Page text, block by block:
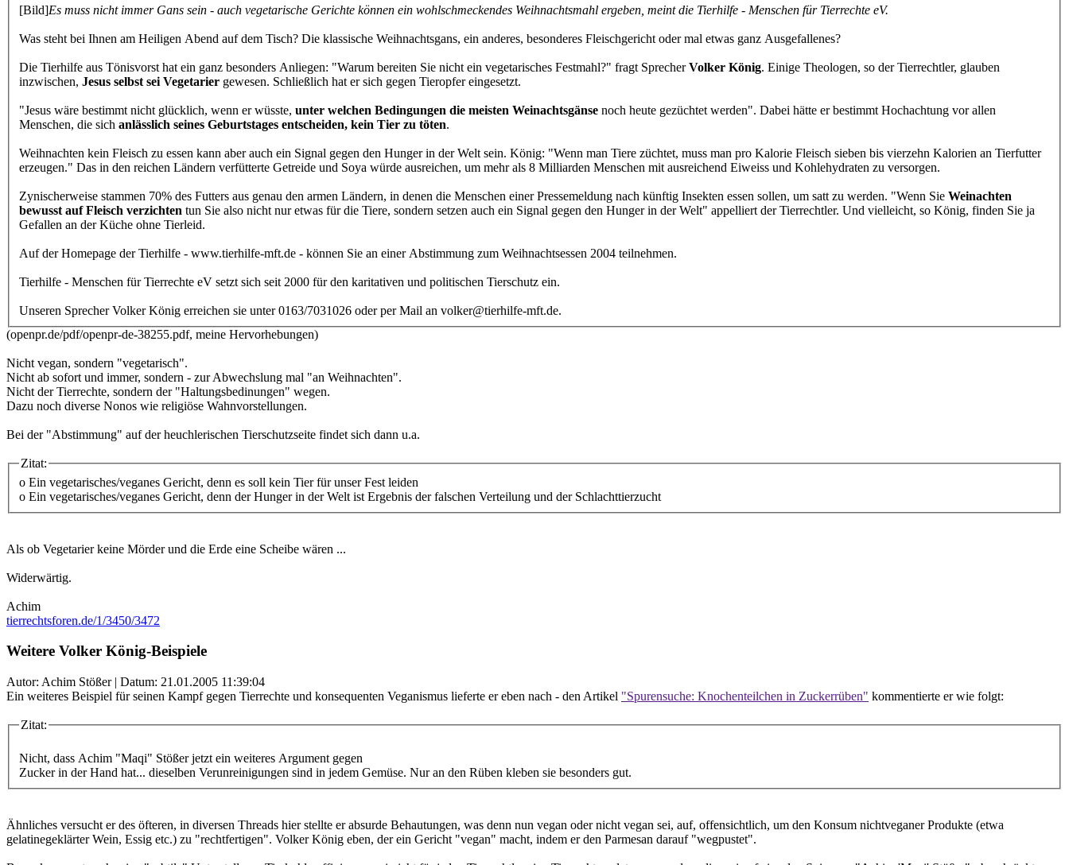
[Bild]Es muss nicht immer Gans sein - auch vegetarische Gerichte können ein wohlschmeckendes Weihnachtsmahl ergeben, meint die Tierhilfe - Menschen für Tierrechte eV.
Was steht bei Ihnen am Heiligen Abend auf dem Tisch? Die klassische Weihnachtsgans, ein anderes, besonderes Fleischgericht oder mal etwas ganz Ausgefallenes?
Die Tierhilfe aus Tönisvorst hat ein ganz besonders Anliegen: "Warum bereiten Sie nicht ein vegetarisches Festmahl?" fragt SprecherVolker König. Einige Theologen, so der Tierrechtler, glauben
inzwischen, Jesus selbst sei Vegetarier gewesen. Schließlich hat er sich gegen Tieropfer eingesetzt.
"Jesus wäre bestimmt nicht glücklich, wenn er wüsste, unter welchen Bedingungen die meisten Weinachtsgänse noch heute gezüchtet werden". Dabei hätte er bestimmt Hochachtung vor allen
Menschen, die sich anlässlich seines Geburtstages entscheiden, kein Tier zu töten.
Weihnachten kein Fleisch zu essen kann aber auch ein Signal gegen den Hunger in der Welt sein. König: "Wenn man Tiere züchtet, muss man pro Kalorie Fleisch sieben bis vierzehn Kalorien an Tierfutter
erzeugen." Das in den reichen Ländern verfütterte Getreide und Soya würde ausreichen, um mehr als 8 Milliarden Menschen mit ausreichend Eiweiss und Kohlehydraten zu versorgen.
Zynischerweise stammen 70% des Futters aus genau den armen Ländern, in denen die Menschen einer Pressemeldung nach künftig Insekten essen sollen, um satt zu werden. "Wenn Sie Weinachten
bewusst auf Fleisch verzichten tun Sie also nicht nur etwas für die Tiere, sondern setzen auch ein Signal gegen den Hunger in der Welt" appelliert der Tierrechtler. Und vielleicht, so König, finden Sie ja
Gefallen an der Küche ohne Tierleid.
Auf der Homepage der Tierhilfe - www.tierhilfe-mft.de - können Sie an einer Abstimmung zum Weihnachtsessen 2004 teilnehmen.
Tierhilfe - Menschen für Tierrechte eV setzt sich seit 2000 für den karitativen und politischen Tierschutz ein.
Unseren Sprecher Volker König erreichen sie unter 0163/7031026 oder per Mail an volker@tierhilfe-mft.de.
(openpr.de/pdf/openpr-de-38255.pdf, meine Hervorhebungen)
Nicht vegan, sondern "vegetarisch".
Nicht ab sofort und immer, sondern - zur Abwechslung mal "an Weihnachten".
Nicht der Tierrechte, sondern der "Haltungsbedinungen" wegen.
Dazu noch diverse Nonos wie religiöse Wahnvorstellungen.
Bei der "Abstimmung" auf der heuchlerischen Tierschutzseite findet sich dann u.a.
Zitat:
o Ein vegetarisches/veganes Gericht, denn es soll kein Tier für unser Fest leiden
o Ein vegetarisches/veganes Gericht, denn der Hunger in der Welt ist Ergebnis der falschen Verteilung und der Schlachttierzucht
Als ob Vegetarier keine Mörder und die Erde eine Scheibe wären ...
Widerwärtig.
Achim
tierrechtsforen.de/1/3450/3472
Weitere Volker König-Beispiele
Autor: Achim Stößer | Datum: 21.01.2005 11:39:04
Ein weiteres Beispiel für seinen Kampf gegen Tierrechte und konsequenten Veganismus lieferte er eben nach - den Artikel "Spurensuche: Knochenteilchen in Zuckerrüben" kommentierte er wie folgt:
Zitat:
Nicht, dass Achim "Maqi" Stößer jetzt ein weiteres Argument gegen
Zucker in der Hand hat... dieselben Verunreinigungen sind in jedem Gemüse. Nur an den Rüben kleben sie besonders gut.
Ähnliches versucht er des öfteren, in diversen Threads hier stellte er absurde Behautungen, was denn nun vegan oder nicht vegan sei, auf, offensichtlich, um den Konsum nichtveganer Produkte (etwa
gelatinegeklärter Wein, Essig etc.) zu "rechtfertigen". Volker König eben, der ein Gericht "vegan" macht, indem er den Parmesan darauf "wegpustet".